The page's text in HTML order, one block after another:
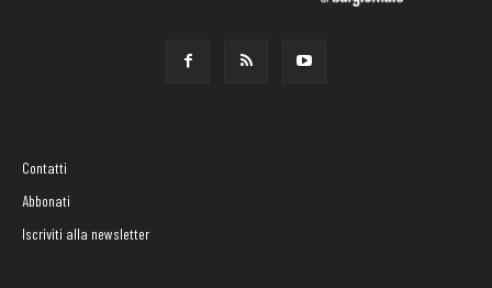
Contatti
Abbonati
Iscriviti alla newsletter